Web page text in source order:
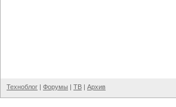
Техноблог | Форумы | ТВ | Архив